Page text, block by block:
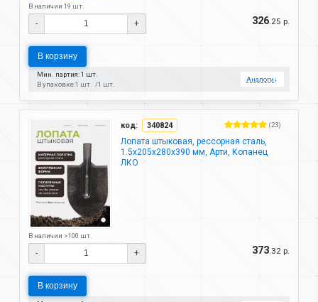
В наличии 19 шт.
- + 326 .25 р.
В корзину
Мин. партия: 1 шт.
В упаковке:1 шт. 1 шт.
Аналоги↓
код: 340824 (23)
Лопата штыковая, рессорная сталь,
1.5х205х280х390 мм, Арти, Копанец
ЛКО
В наличии >100 шт.
- + 373 .32 р.
В корзину